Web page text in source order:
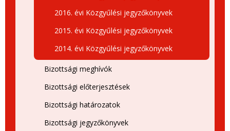
2016. évi Közgyűlési jegyzőkönyvek
2015. évi Közgyűlési jegyzőkönyvek
2014. évi Közgyűlési jegyzőkönyvek
Bizottsági meghívók
Bizottsági előterjesztések
Bizottsági határozatok
Bizottsági jegyzőkönyvek